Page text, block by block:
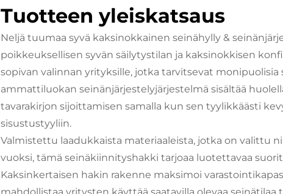
Tuotteen yleiskatsaus
Neljä tuumaa syvä kaksinokkainen seinähylly &
poikkeuksellisen syvän säilytystilan ja kaksinokkisen
sopivan valinnan yrityksille, jotka tarvitsevat monipuolisia
ammattiluokan seinänjärjestelyjärjestelmä sisältää
tavarakirjon sijoittamisen samalla kun sen tyylikkäästi
sisustustyyliin.
Valmistettu laadukkaista materiaaleista, jotka on valittu
vuoksi, tämä seinäkiinnityshakki tarjoaa luotettavaa
Kaksinkertaisen hakin rakenne maksimoi